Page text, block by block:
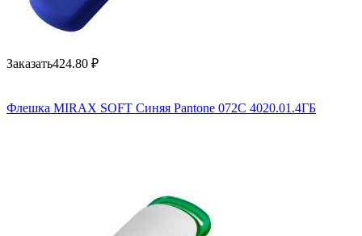
Заказать424.80 ₽
Флешка MIRAX SOFT Синяя Pantone 072C 4020.01.4ГБ